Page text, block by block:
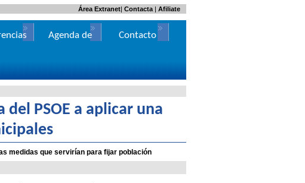
PSOE a aplicar una
medidas que servirían para fijar población
| Contacta| Afiliate
Área Extranet
Agenda de
Contacto